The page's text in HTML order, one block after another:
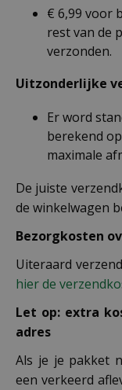
€ 6,99 voor
rest van de
verzonden.
Uitzonderlijke
Er word
berekend
maximale
De juiste
de winkelwagen
Bezorgkosten
Uiteraard
hier de
Let op: extra
adres
Als je je pakket
een verkeerd